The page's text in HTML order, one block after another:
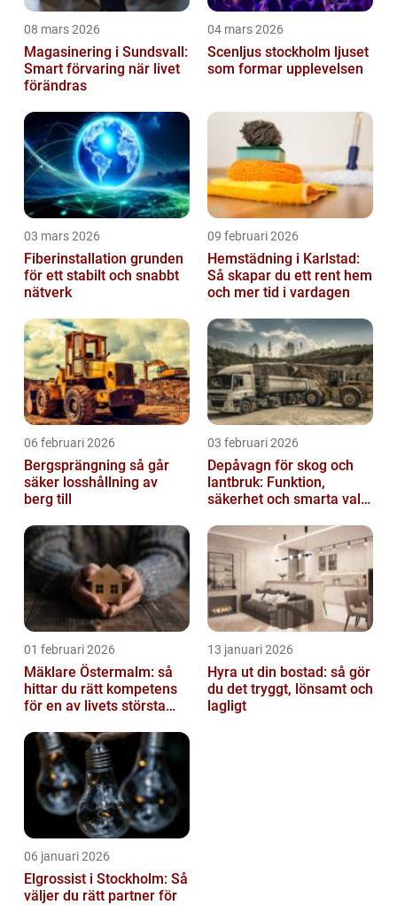
08 mars 2026
Magasinering i Sundsvall:
Smart förvaring när livet
förändras
04 mars 2026
Scenljus stockholm ljuset
som formar upplevelsen
03 mars 2026
Fiberinstallation grunden
för ett stabilt och snabbt
nätverk
09 februari 2026
Hemstädning i Karlstad:
Så skapar du ett rent hem
och mer tid i vardagen
06 februari 2026
Bergsprängning så går
säker losshållning av
berg till
03 februari 2026
Depåvagn för skog och
lantbruk: Funktion,
säkerhet och smarta val
01 februari 2026
Mäklare Östermalm: så
hittar du rätt kompetens
för en av livets största
13 januari 2026
Hyra ut din bostad: så gör
du det tryggt, lönsamt och
lagligt
06 januari 2026
Elgrossist i Stockholm: Så
väljer du rätt partner för